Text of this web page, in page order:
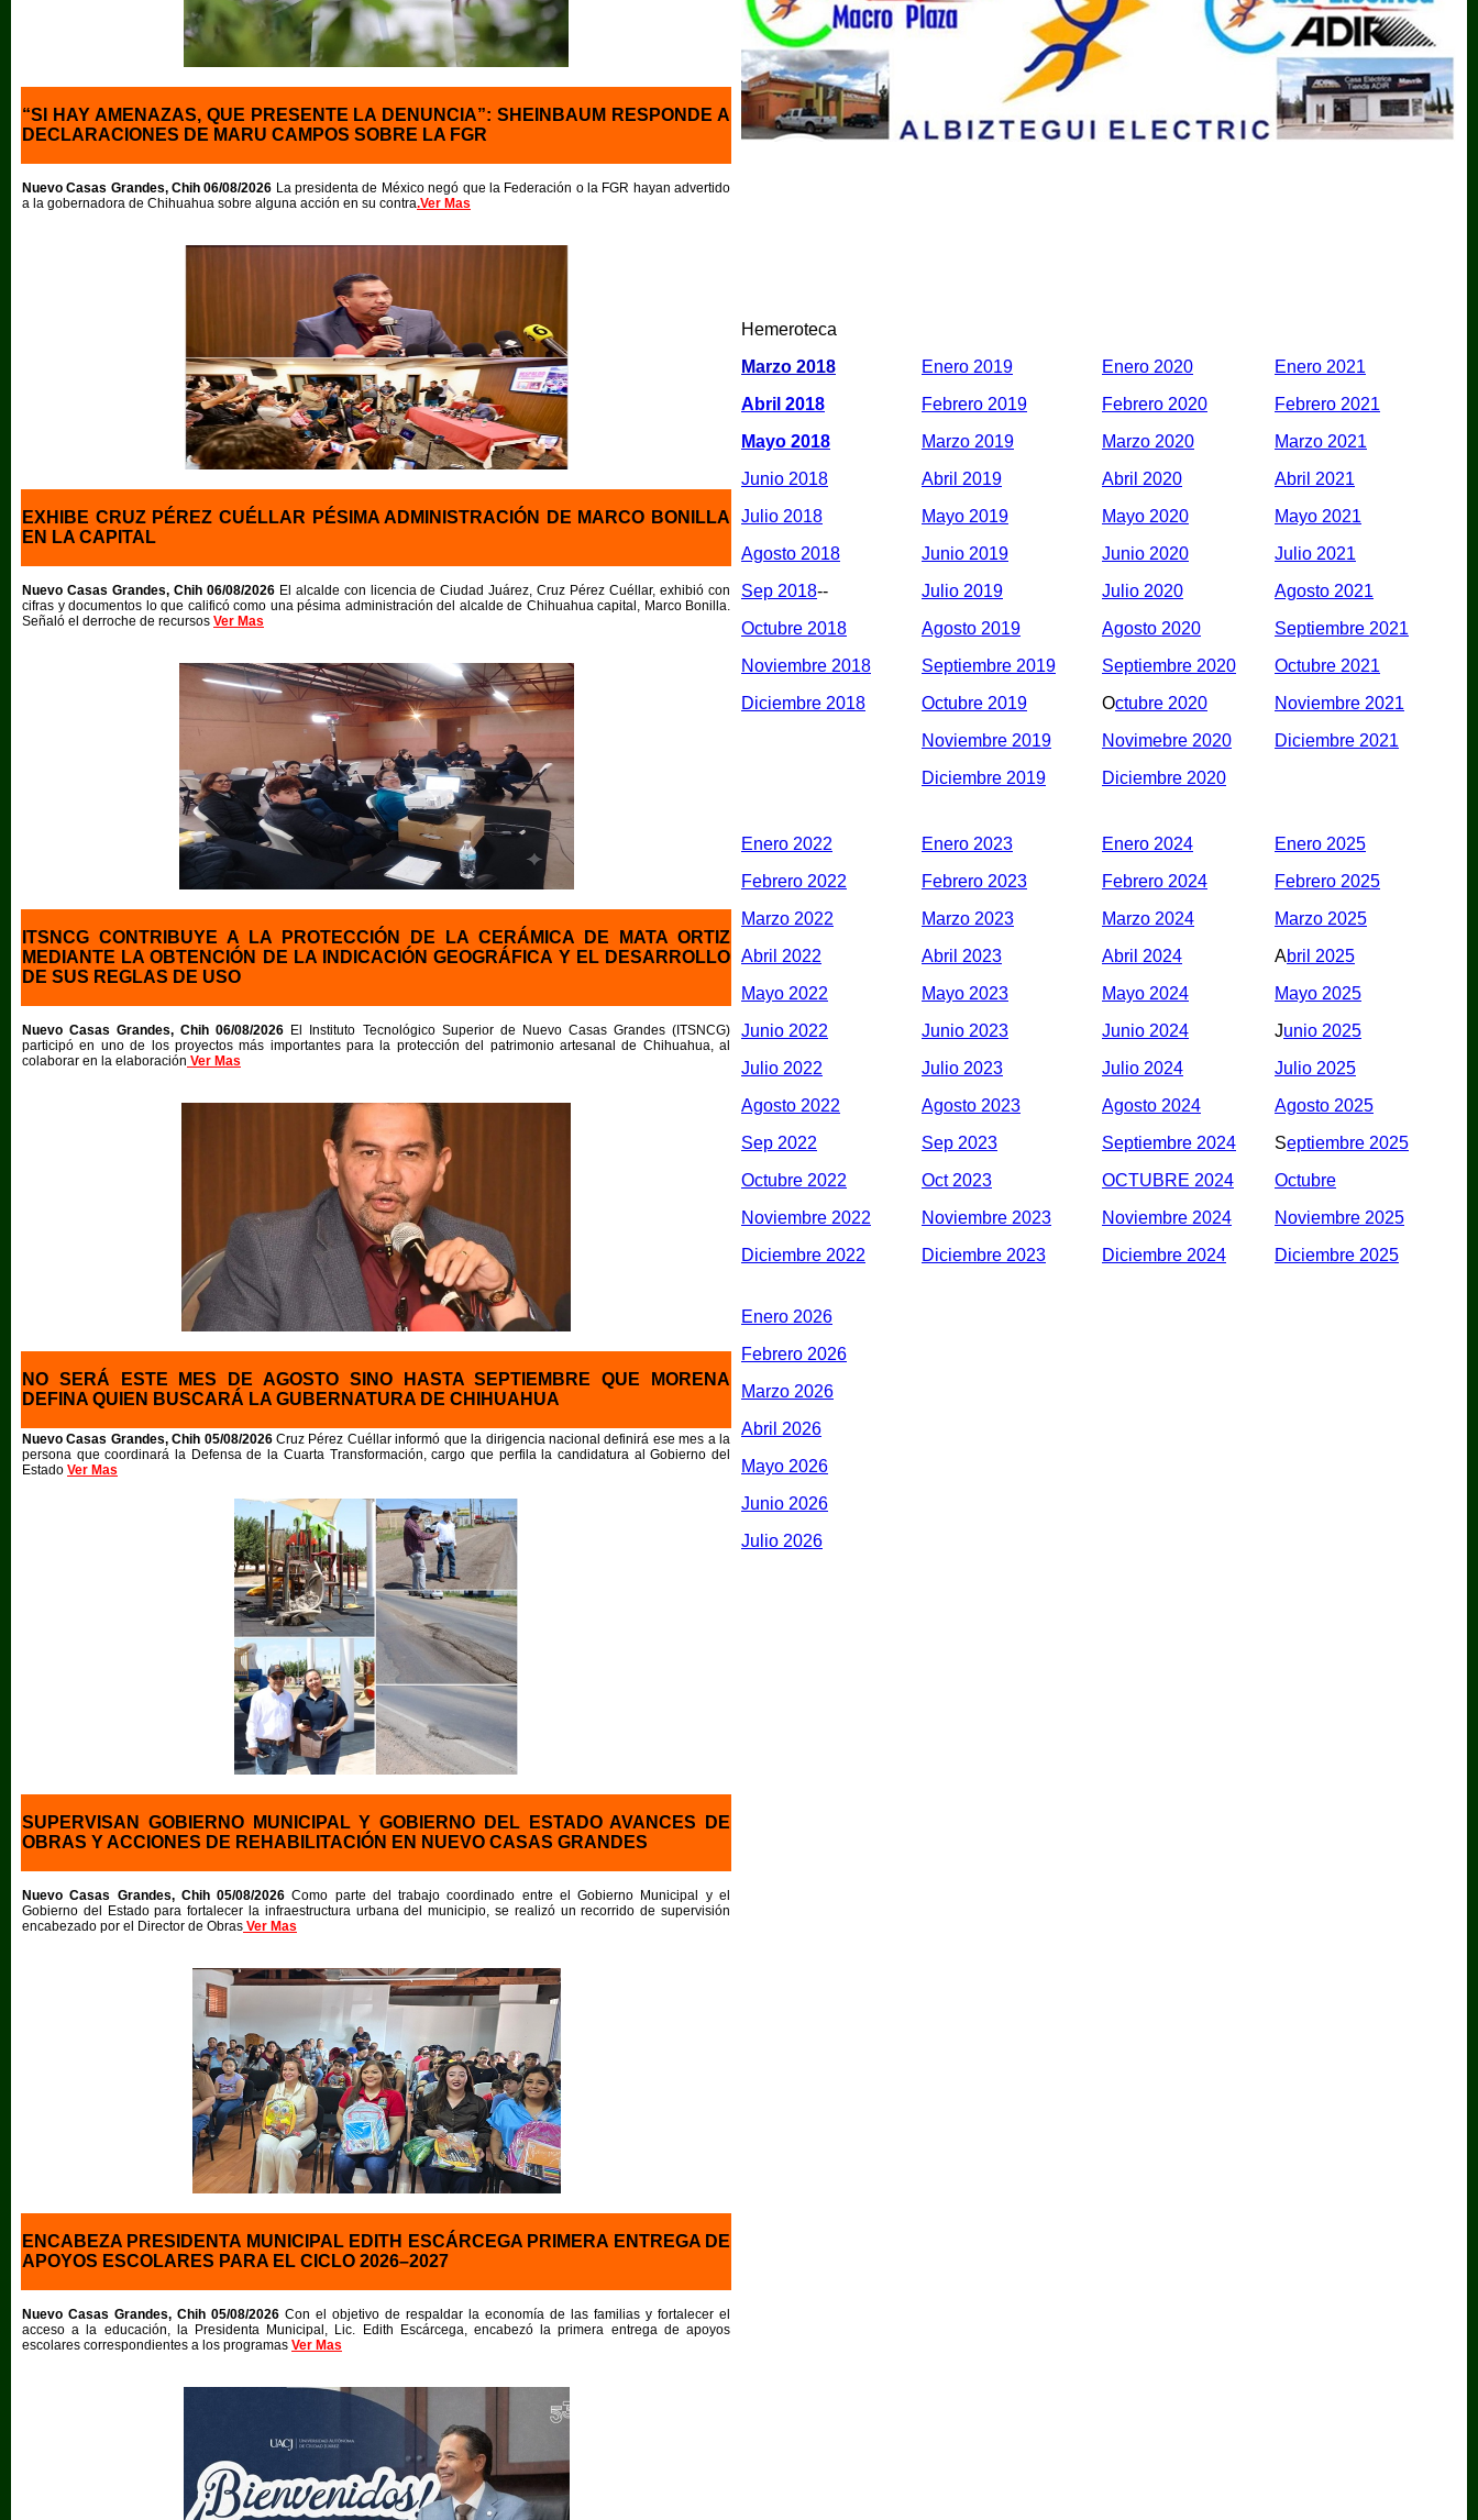
“SI HAY AMENAZAS, QUE PRESENTE LA DENUNCIA”: SHEINBAUM RESPONDE A
DECLARACIONES DE MARU CAMPOS SOBRE LA FGR
Nuevo Casas Grandes, Chih 06/08/2026 La presidenta de México negó que la Federación o la FGR hayan advertido
a la gobernadora de Chihuahua sobre alguna acción en su contra.Ver Mas
EXHIBE CRUZ PÉREZ CUÉLLAR PÉSIMA ADMINISTRACIÓN DE MARCO BONILLA
EN LA CAPITAL
Nuevo Casas Grandes, Chih 06/08/2026El alcalde con licencia de Ciudad Juárez, Cruz Pérez Cuéllar, exhibió con
cifras y documentos lo que calificó como una pésima administración del alcalde de Chihuahua capital, Marco Bonilla.
Señaló el derroche de recursos Ver Mas
ITSNCG CONTRIBUYE A LA PROTECCIÓN DE LA CERÁMICA DE MATA ORTIZ
MEDIANTE LA OBTENCIÓN DE LA INDICACIÓN GEOGRÁFICA Y EL DESARROLLO
DE SUS REGLAS DE USO
Nuevo Casas Grandes, Chih 06/08/2026 El Instituto Tecnológico Superior de Nuevo Casas Grandes (ITSNCG)
participó en uno de los proyectos más importantes para la protección del patrimonio artesanal de Chihuahua, al
colaborar en la elaboración Ver Mas
NO SERÁ ESTE MES DE AGOSTO SINO HASTA SEPTIEMBRE QUE MORENA
DEFINA QUIEN BUSCARÁ LA GUBERNATURA DE CHIHUAHUA
Nuevo Casas Grandes, Chih 05/08/2026Cruz Pérez Cuéllar informó que la dirigencia nacional definirá ese mes a la
persona que coordinará la Defensa de la Cuarta Transformación, cargo que perfila la candidatura al Gobierno del
Estado Ver Mas
SUPERVISAN GOBIERNO MUNICIPAL Y GOBIERNO DEL ESTADO AVANCES DE
OBRAS Y ACCIONES DE REHABILITACIÓN EN NUEVO CASAS GRANDES
Nuevo Casas Grandes, Chih 05/08/2026 Como parte del trabajo coordinado entre el Gobierno Municipal y el
Gobierno del Estado para fortalecer la infraestructura urbana del municipio, se realizó un recorrido de supervisión
encabezado por el Director de Obras Ver Mas
ENCABEZA PRESIDENTA MUNICIPAL EDITH ESCÁRCEGA PRIMERA ENTREGA DE
APOYOS ESCOLARES PARA EL CICLO 2026–2027
Nuevo Casas Grandes, Chih 05/08/2026 Con el objetivo de respaldar la economía de las familias y fortalecer el
acceso a la educación, la Presidenta Municipal, Lic. Edith Escárcega, encabezó la primera entrega de apoyos
escolares correspondientes a los programas Ver Mas
Hemeroteca
Marzo 2018
Abril 2018
Mayo 2018
Junio 2018
Julio 2018
Agosto 2018
Sep 2018--
Octubre 2018
Noviembre 2018
Diciembre 2018
Enero 2019
Febrero 2019
Marzo 2019
Abril 2019
Mayo 2019
Junio 2019
Julio 2019
Agosto 2019
Septiembre 2019
Octubre 2019
Noviembre 2019
Diciembre 2019
Enero 2020
Febrero 2020
Marzo 2020
Abril 2020
Mayo 2020
Junio 2020
Julio 2020
Agosto 2020
Septiembre 2020
Octubre 2020
Novimebre 2020
Diciembre 2020
Enero 2021
Febrero 2021
Marzo 2021
Abril 2021
Mayo 2021
Julio 2021
Agosto 2021
Septiembre 2021
Octubre 2021
Noviembre 2021
Diciembre 2021
Enero 2022
Febrero 2022
Marzo 2022
Abril 2022
Mayo 2022
Junio 2022
Julio 2022
Agosto 2022
Sep 2022
Octubre 2022
Noviembre 2022
Diciembre 2022
Enero 2023
Febrero 2023
Marzo 2023
Abril 2023
Mayo 2023
Junio 2023
Julio 2023
Agosto 2023
Sep 2023
Oct 2023
Noviembre 2023
Diciembre 2023
Enero 2024
Febrero 2024
Marzo 2024
Abril 2024
Mayo 2024
Junio 2024
Julio 2024
Agosto 2024
Septiembre 2024
OCTUBRE 2024
Noviembre 2024
Diciembre 2024
Enero 2025
Febrero 2025
Marzo 2025
Abril 2025
Mayo 2025
Junio 2025
Julio 2025
Agosto 2025
Septiembre 2025
Octubre
Noviembre 2025
Diciembre 2025
Enero 2026
Febrero 2026
Marzo 2026
Abril 2026
Mayo 2026
Junio 2026
Julio 2026